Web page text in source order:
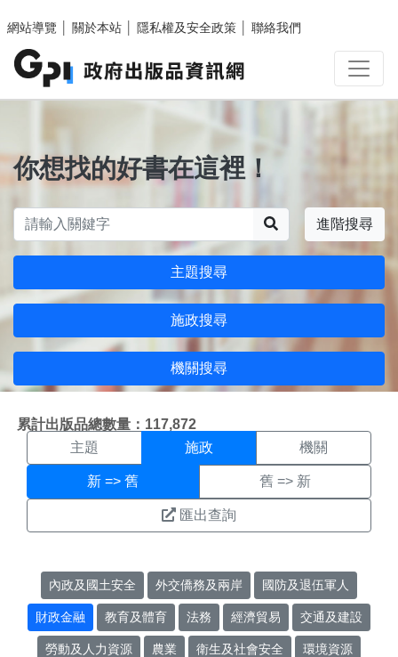
網站導覽
關於本站 隱私權及安全政策 聯絡我們
你想找的好書在這裡！
進階搜尋
主題搜尋
施政搜尋
機關搜尋
累計出版品總數量：117,872
施政搜尋結果頁面
主題 施政 機關
新 => 舊 舊 => 新
匯出查詢
內政及國土安全 外交僑務及兩岸 國防及退伍軍人
財政金融 教育及體育 法務 經濟貿易 交通及建設
勞動及人力資源 農業 衛生及社會安全 環境資源